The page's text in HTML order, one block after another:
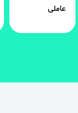
عاملی